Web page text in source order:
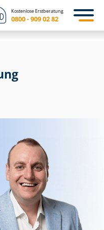
Kostenlose Erstberatung
0800 - 909 02 82